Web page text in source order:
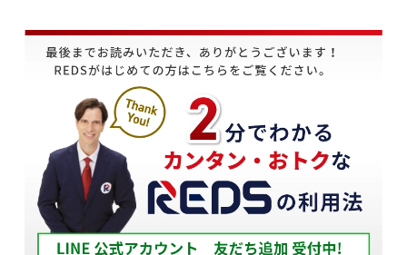
2 か月前
柳澤さんと出会えて、私は幸せ者でした。中古マンシ
ョンを購入するにあたり、仲介手数料が半額？全額無
料？、正直、どんなカラクリ？他の項目で請求され
る？なんて思ったのは事実ですが、柳澤さんと電話で
ご相談した数時間後には、新宿本社で面談。すべての
不安を、払拭して頂いたのが柳澤さん。柳澤さんだっ
からこそ、話を前進させようと思いました。
柳澤さんは、仕事を楽しまれています、だから、安心
して任せられる。とにかく、レスポンスは早い、的確